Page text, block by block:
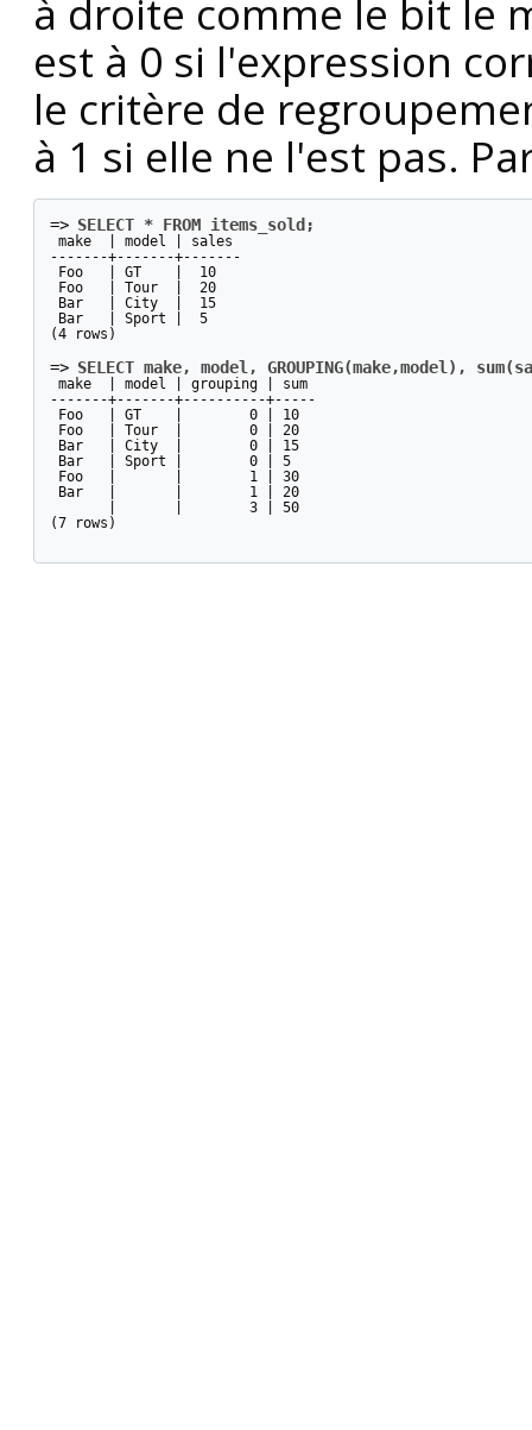
à droite comme le bit le
est à 0 si l'expression
le critère de
à 1 si elle ne l'est pas.
=> SELECT * FROM items_sold;
make  | model | sales
-------+-------+-------
Foo   | GT    |  10
Foo   | Tour  |  20
Bar   | City  |  15
Bar   | Sport |  5
(4 rows)
=> SELECT make, model, GROUPING(make,model),
make  | model | grouping | sum
-------+-------+----------+-----
Foo   | GT    |        0 | 10
Foo   | Tour  |        0 | 20
Bar   | City  |        0 | 15
Bar   | Sport |        0 | 5
Foo   |       |        1 | 30
Bar   |       |        1 | 20
       |       |        3 | 50
(7 rows)